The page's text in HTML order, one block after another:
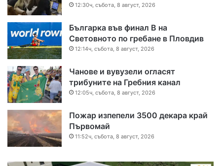
12:30ч, събота, 8 август, 2026
Българка във финал B на
Световното по гребане в Пловдив
12:14ч, събота, 8 август, 2026
Чанове и вувузели огласят
трибуните на Гребния канал
12:05ч, събота, 8 август, 2026
Пожар изпепели 3500 декара край
Първомай
11:52ч, събота, 8 август, 2026